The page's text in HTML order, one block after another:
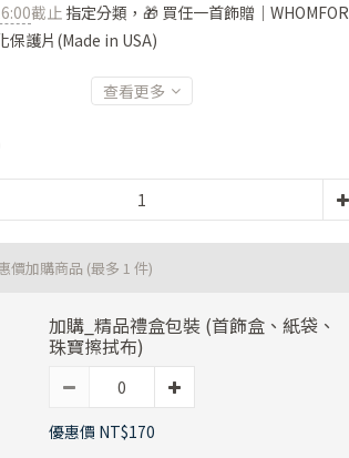
截止 指定分類，🎁 買任一首飾贈｜WHOMFOR
保護片(Made in USA)
查看更多
價加購商品 (最多 1 件)
加購_精品禮盒包裝 (首飾盒、紙袋、
珠寶擦拭布)
優惠價 NT$170